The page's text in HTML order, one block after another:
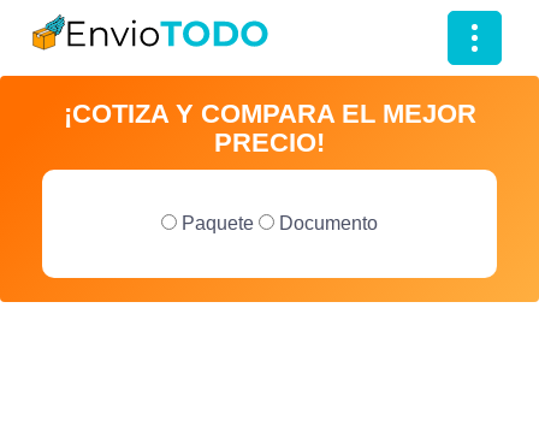
T
o
g
¡COTIZA Y COMPARA EL MEJOR
PRECIO!
Paquete Documento